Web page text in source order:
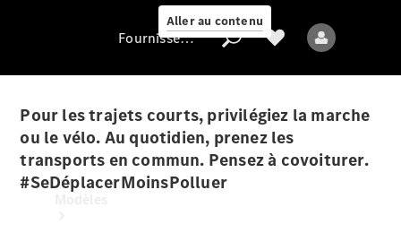
Aller au contenu
Fournisseur /
Protection des
données
Fournisseur / Protection des données
Pour les trajets courts, privilégiez la marche
ou le vélo. Au quotidien, prenez les
transports en commun. Pensez à covoiturer.
#SeDéplacerMoinsPolluer